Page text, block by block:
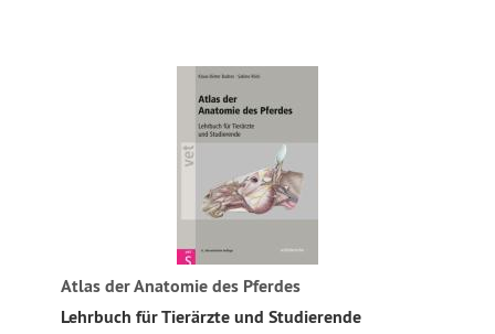
Atlas der Anatomie des Pferdes
Lehrbuch für Tierärzte und Studierende